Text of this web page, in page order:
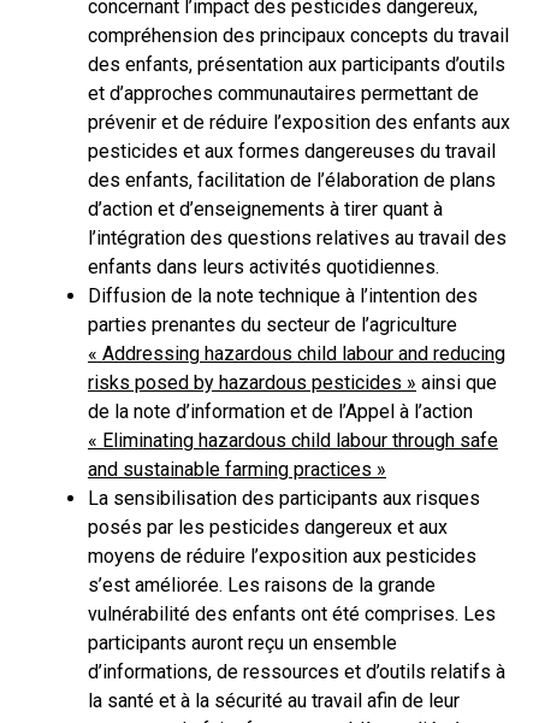
concernant l’impact des pesticides dangereux,
compréhension des principaux concepts du travail
des enfants, présentation aux participants d’outils
et d’approches communautaires permettant de
prévenir et de réduire l’exposition des enfants aux
pesticides et aux formes dangereuses du travail
des enfants, facilitation de l’élaboration de plans
d’action et d’enseignements à tirer quant à
l’intégration des questions relatives au travail des
enfants dans leurs activités quotidiennes.
Diffusion de la note technique à l’intention des
parties prenantes du secteur de l’agriculture
« Addressing hazardous child labour and reducing
risks posed by hazardous pesticides » ainsi que
de la note d’information et de l’Appel à l’action
« Eliminating hazardous child labour through safe
and sustainable farming practices »
La sensibilisation des participants aux risques
posés par les pesticides dangereux et aux
moyens de réduire l’exposition aux pesticides
s’est améliorée. Les raisons de la grande
vulnérabilité des enfants ont été comprises. Les
participants auront reçu un ensemble
d’informations, de ressources et d’outils relatifs à
la santé et à la sécurité au travail afin de leur